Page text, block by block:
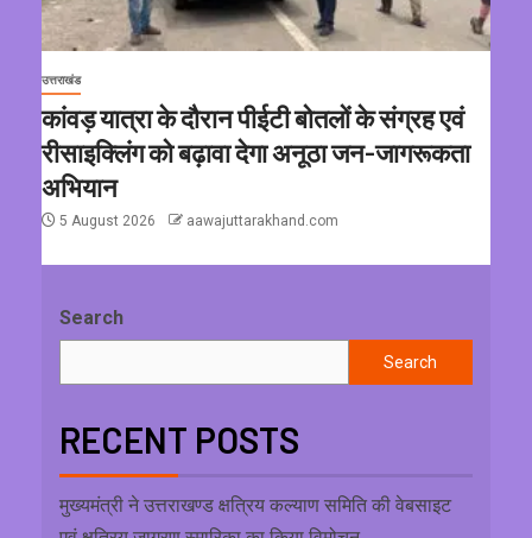
उत्तराखंड
कांवड़ यात्रा के दौरान पीईटी बोतलों के संग्रह एवं
रीसाइक्लिंग को बढ़ावा देगा अनूठा जन-जागरूकता
अभियान
5 August 2026 aawajuttarakhand.com
Search
Search
RECENT POSTS
मुख्यमंत्री ने उत्तराखण्ड क्षत्रिय कल्याण समिति की वेबसाइट